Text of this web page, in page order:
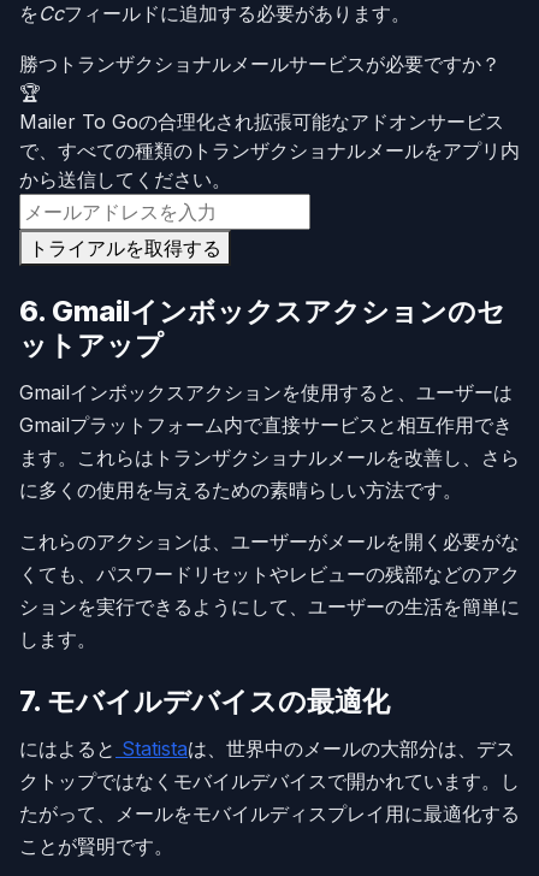
をCcフィールドに追加する必要があります。
勝つトランザクショナルメールサービスが必要ですか？
🏆
Mailer To Goの合理化され拡張可能なアドオンサービス
で、すべての種類のトランザクショナルメールをアプリ内
から送信してください。
トライアルを取得する
6. Gmailインボックスアクションのセ
ットアップ
Gmailインボックスアクションを使用すると、ユーザーは
Gmailプラットフォーム内で直接サービスと相互作用でき
ます。これらはトランザクショナルメールを改善し、さら
に多くの使用を与えるための素晴らしい方法です。
これらのアクションは、ユーザーがメールを開く必要がな
くても、パスワードリセットやレビューの残部などのアク
ションを実行できるようにして、ユーザーの生活を簡単に
します。
7. モバイルデバイスの最適化
にはよると Statistaは、世界中のメールの大部分は、デス
クトップではなくモバイルデバイスで開かれています。し
たがって、メールをモバイルディスプレイ用に最適化する
ことが賢明です。